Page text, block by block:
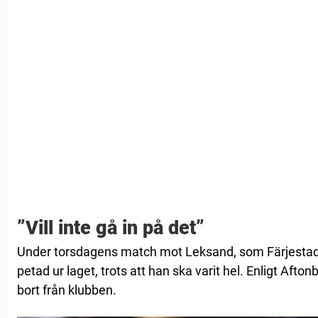
”Vill inte gå in på det”
Under torsdagens match mot Leksand, som
petad ur laget, trots att han ska varit hel. Enligt
bort från klubben.